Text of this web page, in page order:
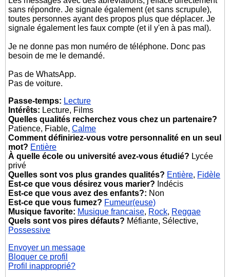
sans répondre. Je signale également (et sans scrupule),
toutes personnes ayant des propos plus que déplacer. Je
signale également les faux compte (et il y'en à pas mal).
Je ne donne pas mon numéro de téléphone. Donc pas
besoin de me le demandé.
Pas de WhatsApp.
Pas de voiture.
Passe-temps: Lecture
Intérêts: Lecture, Films
Quelles qualités recherchez vous chez un partenaire?
Patience, Fiable,Calme
Comment définiriez-vous votre personnalité en un seul
mot? Entière
À quelle école ou université avez-vous étudié? Lycée
privé
Quelles sont vos plus grandes qualités? Entière, Fidèle
Est-ce que vous désirez vous marier? Indécis
Est-ce que vous avez des enfants?: Non
Est-ce que vous fumez? Fumeur(euse)
Musique favorite: Musique francaise, Rock, Reggae
Quels sont vos pires défauts? Méfiante, Sélective,
Possessive
Envoyer un message
Bloquer ce profil
Profil inapproprié?